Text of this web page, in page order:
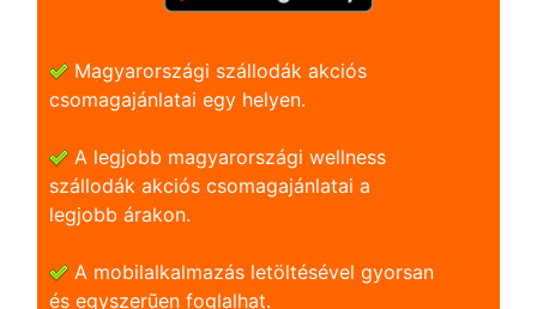
Magyarországi szállodák akciós
csomagajánlatai egy helyen.
A legjobb magyarországi wellness
szállodák akciós csomagajánlatai a
legjobb árakon.
A mobilalkalmazás letöltésével gyorsan
és egyszerũen foglalhat.